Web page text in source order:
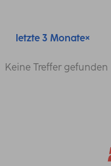
letzte 3 Monate
Keine Treffer gefunden